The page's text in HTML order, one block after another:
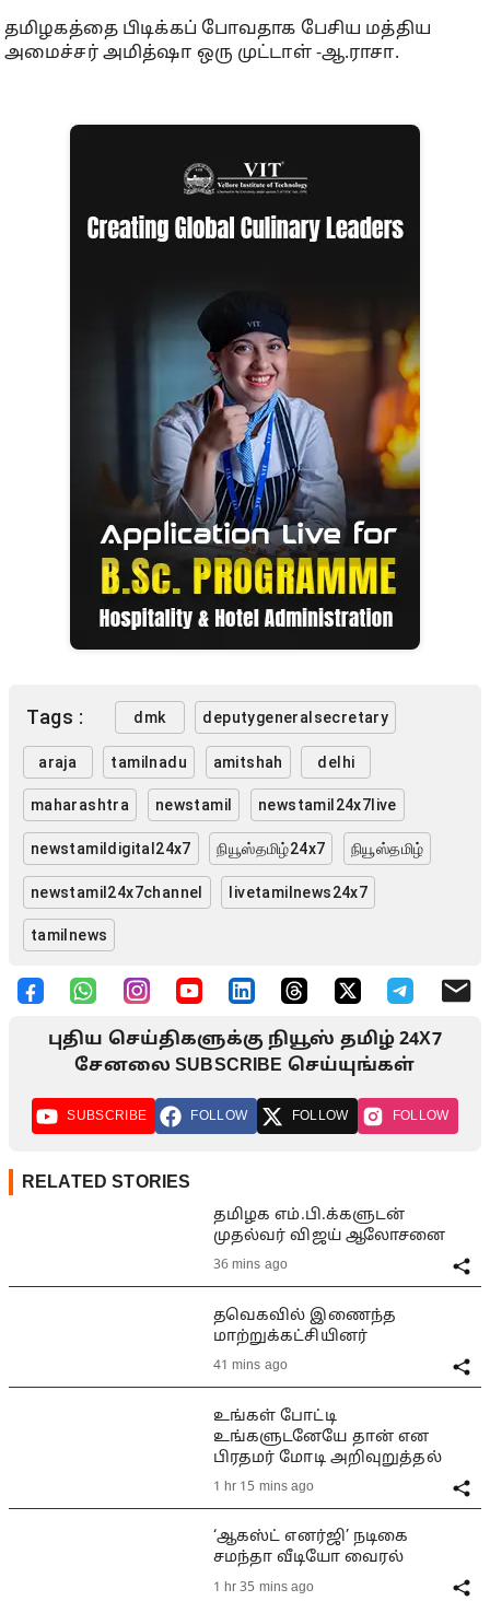
தமிழகத்தை பிடிக்கப் போவதாக பேசிய மத்திய
அமைச்சர் அமித்ஷா ஒரு முட்டாள் -ஆ.ராசா.
Tags : dmk deputygeneralsecretary
araja tamilnadu amitshah delhi
maharashtra newstamil newstamil24x7live
newstamildigital24x7 நியூஸ்தமிழ்24x7 நியூஸ்தமிழ்
newstamil24x7channel livetamilnews24x7
tamilnews
புதிய செய்திகளுக்கு நியூஸ் தமிழ் 24X7
சேனலை SUBSCRIBE செய்யுங்கள்
SUBSCRIBE FOLLOW FOLLOW FOLLOW
RELATED STORIES
தமிழக எம்.பி.க்களுடன்
முதல்வர் விஜய் ஆலோசனை
36 mins ago
தவெகவில் இணைந்த
மாற்றுக்கட்சியினர்
41 mins ago
உங்கள் போட்டி
உங்களுடனேயே தான் என
பிரதமர் மோடி அறிவுறுத்தல்
1 hr 15 mins ago
‘ஆகஸ்ட் எனர்ஜி’ நடிகை
சமந்தா வீடியோ வைரல்
1 hr 35 mins ago